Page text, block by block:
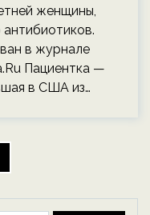
женщины,
в журнале
Пациентка —
в США из…